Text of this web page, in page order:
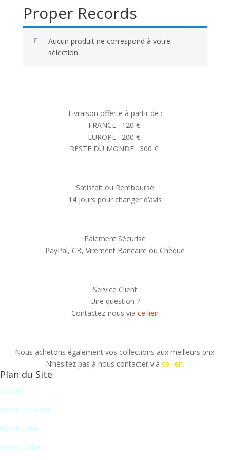
Proper Records
Aucun produit ne correspond à votre
sélection.
Livraison offerte à partir de :
FRANCE : 120 €
EUROPE : 200 €
RESTE DU MONDE : 300 €
Satisfait ou Remboursé
14 jours pour changer d’avis
Paiement Sécurisé
PayPal, CB, Virement Bancaire ou Chèque
Service Client
Une question ?
Contactez-nous via ce lien
Nous achetons également vos collections aux meilleurs prix.
N’hésitez pas à nous contacter via ce lien.
Plan du Site
Accueil
Notre Boutique
Notre Label
Autres Labels